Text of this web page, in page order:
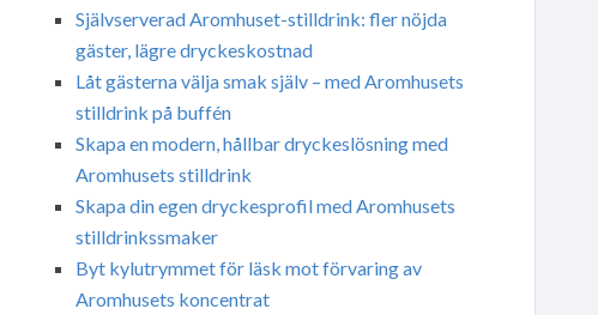
Självserverad Aromhuset-stilldrink: fler nöjda
gäster, lägre dryckeskostnad
Låt gästerna välja smak själv – med Aromhusets
stilldrink på buffén
Skapa en modern, hållbar dryckeslösning med
Aromhusets stilldrink
Skapa din egen dryckesprofil med Aromhusets
stilldrinkssmaker
Byt kylutrymmet för läsk mot förvaring av
Aromhusets koncentrat